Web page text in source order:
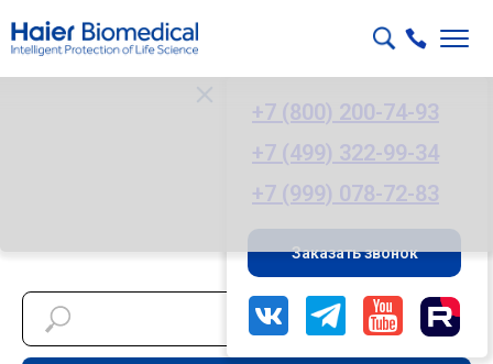
+7 (800) 200-74-93
+7 (499) 322-99-34
+7 (999) 078-72-83
Заказать звонок